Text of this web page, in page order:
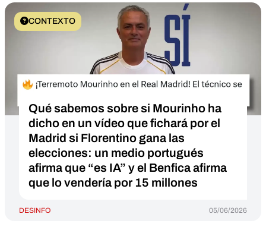
CONTEXTO
Qué sabemos sobre si Mourinho ha
dicho en un vídeo que fichará por el
Madrid si Florentino gana las
elecciones: un medio portugués
afirma que “es IA” y el Benfica afirma
que lo vendería por 15 millones
DESINFO 05/06/2026